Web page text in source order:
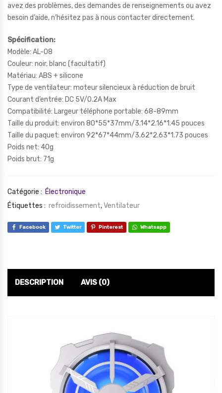
avez des problèmes, des demandes de renseignements ou avez
besoin d’aide, n’hésitez pas à nous contacter directement.
Spécification:
Modèle: AL-08
Couleur: noir, blanc (facultatif)
Matériau: ABS + silicone
Type de ventilateur: moteur silencieux à réduction de bruit
Courant d’entrée: DC 5V/0.2A Max
Compatibilité: Largeur téléphone portable: 68-89mm
Taille du produit: environ 80*55*37mm/3.14*2.16*1.45 pouces
Taille du paquet: environ 92*67*44mm/3.62*2.63*1.73 pouces
Poids net: 40g
Poids brut: 71g
Catégorie : Électronique
Étiquettes : refroidissement,Ventilateur
Facebook Twitter Pinterest Whatsapp
DESCRIPTION AVIS (0)